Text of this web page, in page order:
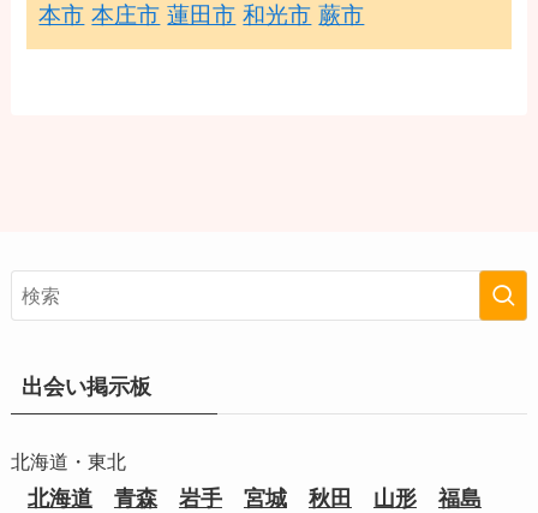
本市 本庄市 蓮田市 和光市 蕨市
出会い掲示板
北海道・東北
北海道 青森 岩手 宮城 秋田 山形 福島